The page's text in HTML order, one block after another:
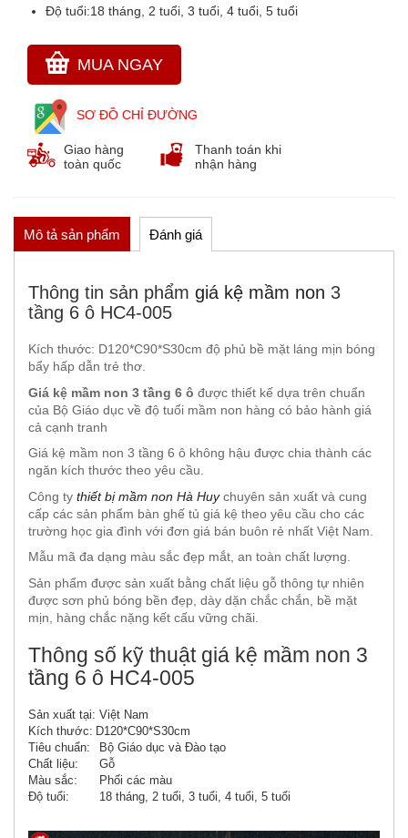
GÓC THƠ VÀ TRUYỆN KỂ
Độ tuổi:18 tháng, 2 tuổi, 3 tuổi, 4 tuổi, 5 tuổi
MUA NGAY
SƠ ĐỒ CHỈ ĐƯỜNG
Giao hàng
toàn quốc
Thanh toán khi
nhận hàng
Mô tả sản phẩm Đánh giá
Thông tin sản phẩm giá kệ mầm non 3
tầng 6 ô HC4-005
Kích thước: D120*C90*S30cm độ phủ bề mặt láng mịn bóng
bẩy hấp dẫn trẻ thơ.
Giá kệ mầm non 3 tầng 6 ô được thiết kế dựa trên chuẩn
của Bộ Giáo dục về độ tuổi mầm non hàng có bảo hành giá
cả cạnh tranh
Giá kệ mầm non 3 tầng 6 ô không hậu được chia thành các
ngăn kích thước theo yêu cầu.
Công ty thiết bị mầm non Hà Huychuyên sản xuất và cung
cấp các sản phẩm bàn ghế tủ giá kệ theo yêu cầu cho các
trường học gia đình với đơn giá bán buôn rẻ nhất Việt Nam.
Mẫu mã đa dạng màu sắc đẹp mắt, an toàn chất lượng.
Sản phẩm được sản xuất bằng chất liệu gỗ thông tự nhiên
được sơn phủ bóng bền đẹp, dày dặn chắc chắn, bề mặt
mịn, hàng chắc nặng kết cấu vững chãi.
Thông số kỹ thuật giá kệ mầm non 3
tầng 6 ô HC4-005
Sản xuất tại: Việt Nam
Kích thước: D120*C90*S30cm
Tiêu chuẩn:
Bộ Giáo dục và Đào tạo
Chất liệu:
Gỗ
Màu sắc:
Phối các màu
Độ tuổi:
18 tháng, 2 tuổi, 3 tuổi, 4 tuổi, 5 tuổi